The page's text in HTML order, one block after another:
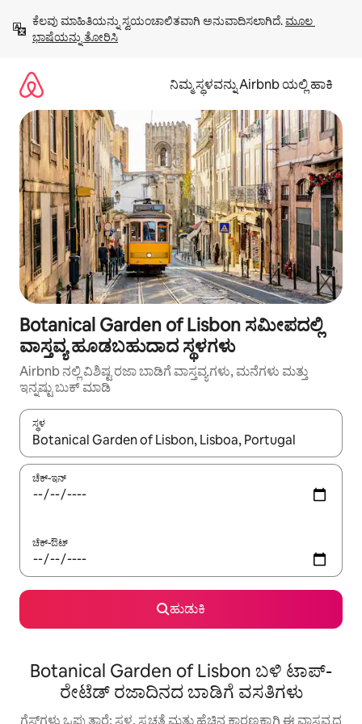
ಹೋಗಿ
ಕೆಲವು ಮಾಹಿತಿಯನ್ನು ಸ್ವಯಂಚಾಲಿತವಾಗಿ ಅನುವಾದಿಸಲಾಗಿದೆ. ಮೂಲ
ಭಾಷೆಯನ್ನು ತೋರಿಸಿ
ನಿಮ್ಮ ಸ್ಥಳವನ್ನು Airbnb ಯಲ್ಲಿ ಹಾಕಿ
Botanical Garden of Lisbon ಸಮೀಪದಲ್ಲಿ
ವಾಸ್ತವ್ಯ ಹೂಡಬಹುದಾದ ಸ್ಥಳಗಳು
Airbnb ನಲ್ಲಿ ವಿಶಿಷ್ಟ ರಜಾ ಬಾಡಿಗೆ ವಾಸ್ತವ್ಯಗಳು, ಮನೆಗಳು ಮತ್ತು
ಇನ್ನಷ್ಟು ಬುಕ್ ಮಾಡಿ
ಸ್ಥಳ
ಫಲಿತಾಂಶಗಳು ಲಭ್ಯವಿರುವಾಗ, ಅಪ್ ಮತ್ತು ಡೌನ್ ಬಾಣದ ಕೀಲಿಗಳೊಂದಿಗೆ
ಚೆಕ್-ಇನ್
ಚೆಕ್-ಔಟ್
ಹುಡುಕಿ
Botanical Garden of Lisbon ಬಳಿ ಟಾಪ್-
ರೇಟೆಡ್ ರಜಾದಿನದ ಬಾಡಿಗೆ ವಸತಿಗಳು
ಗೆಸ್ಟ್‌ಗಳು ಒಪ್ಪುತ್ತಾರೆ: ಸ್ಥಳ, ಸ್ವಚ್ಛತೆ ಮತ್ತು ಹೆಚ್ಚಿನ ಕಾರಣಕ್ಕಾಗಿ ಈ ವಾಸ್ತವ್ಯದ